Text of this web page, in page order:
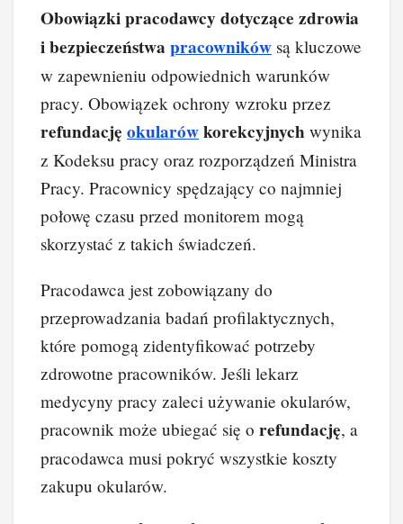
Obowiązki pracodawcy dotyczące zdrowia
i bezpieczeństwa pracowników są kluczowe
w zapewnieniu odpowiednich warunków
pracy. Obowiązek ochrony wzroku przez
refundację okularówkorekcyjnych wynika
z Kodeksu pracy oraz rozporządzeń Ministra
Pracy. Pracownicy spędzający co najmniej
połowę czasu przed monitorem mogą
skorzystać z takich świadczeń.
Pracodawca jest zobowiązany do
przeprowadzania badań profilaktycznych,
które pomogą zidentyfikować potrzeby
zdrowotne pracowników. Jeśli lekarz
medycyny pracy zaleci używanie okularów,
pracownik może ubiegać się o refundację, a
pracodawca musi pokryć wszystkie koszty
zakupu okularów.